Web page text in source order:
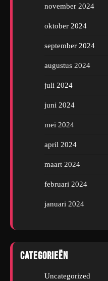
november 2024
oktober 2024
september 2024
augustus 2024
juli 2024
juni 2024
mei 2024
april 2024
maart 2024
februari 2024
januari 2024
Categorieën
Uncategorized